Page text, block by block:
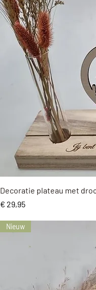
Decoratie plateau met
Prijs
€ 29,95
Nieuw